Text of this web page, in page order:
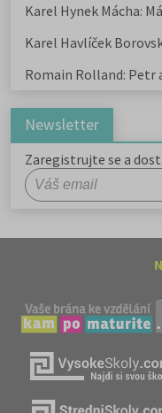
Karel Hynek Mácha:
Karel Havlíček
Romain Rolland: Petr
Newsletter
Zaregistrujte se a